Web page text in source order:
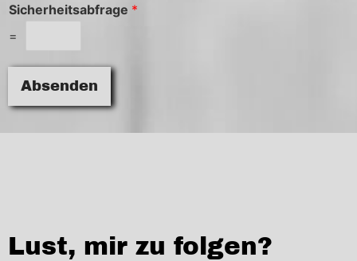
Sicherheitsabfrage *
=
Absenden
Lust, mir zu folgen?